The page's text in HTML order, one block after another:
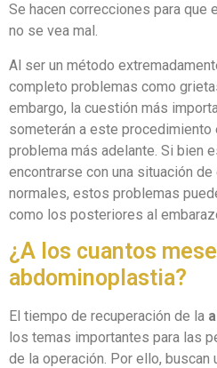
Se hacen correcciones para que
no se vea mal.
Al ser un método
completo problemas como
embargo, la cuestión más
someterán a este
problema más adelante. Si bien
encontrarse con una situación
normales, estos problemas
como los posteriores al
¿A los cuantos
abdominoplastia?
El tiempo de recuperación de la
los temas importantes para las
de la operación. Por ello, buscan